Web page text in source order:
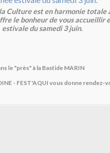
Culture est en harmonie totale
le bonheur de vous accueillir
estivale du samedi 3 juin.
le "près" à la Bastide MARIN
- FEST'AQUI vous donne rendez-